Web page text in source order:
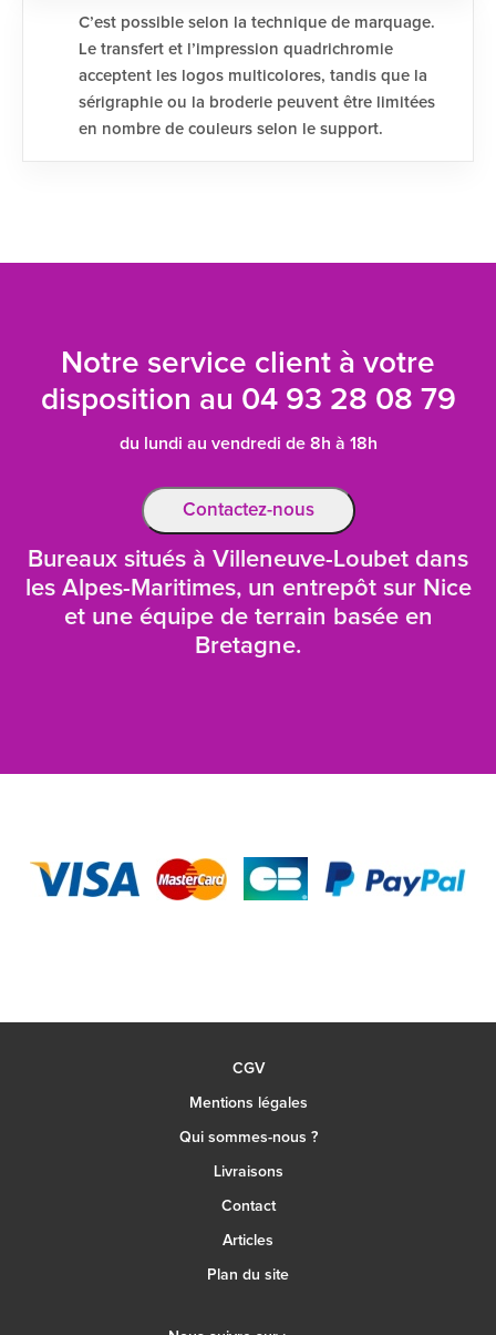
C’est possible selon la technique de marquage.
Le transfert et l’impression quadrichromie
acceptent les logos multicolores, tandis que la
sérigraphie ou la broderie peuvent être limitées
en nombre de couleurs selon le support.
Notre service client à votre
disposition au 04 93 28 08 79
du lundi au vendredi de 8h à 18h
Contactez-nous
Bureaux situés à Villeneuve-Loubet dans
les Alpes-Maritimes, un entrepôt sur Nice
et une équipe de terrain basée en
Bretagne.
CGV
Mentions légales
Qui sommes-nous ?
Livraisons
Contact
Articles
Plan du site